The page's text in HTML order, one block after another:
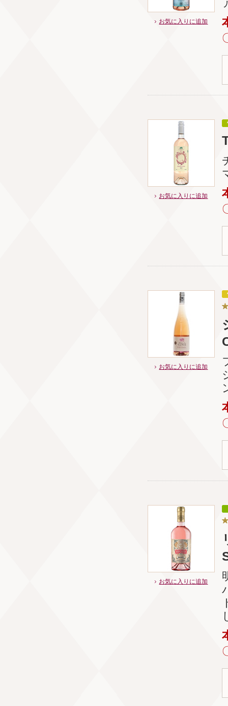
お気に入りに追加
お気に入りに追加
お気に入りに追加
お気に入りに追加